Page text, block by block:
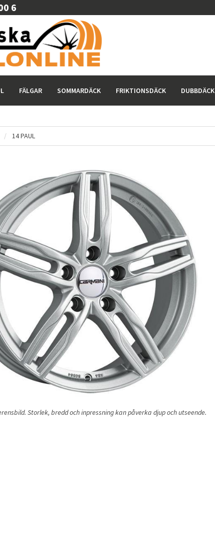
6
FÄLGAR SOMMARDÄCK FRIKTIONSDÄCK DUBBDÄCK
14 PAUL
Storlek, bredd och inpressning kan påverka djup och utseende.